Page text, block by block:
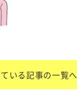
いる記事の一覧へ